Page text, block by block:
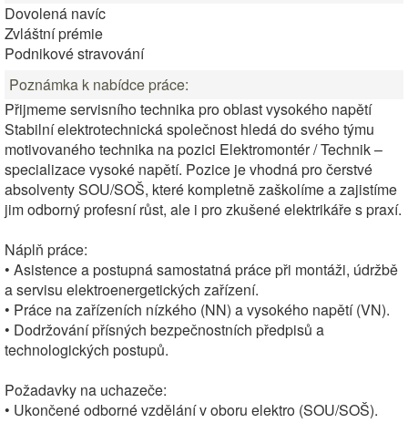
Dovolená navíc
Zvláštní prémie
Podnikové stravování
Poznámka k nabídce práce:
Přijmeme servisního technika pro oblast vysokého napětí
Stabilní elektrotechnická společnost hledá do svého týmu
motivovaného technika na pozici Elektromontér / Technik –
specializace vysoké napětí. Pozice je vhodná pro čerstvé
absolventy SOU/SOŠ, které kompletně zaškolíme a zajistíme
jim odborný profesní růst, ale i pro zkušené elektrikáře s praxí.
Náplň práce:
• Asistence a postupná samostatná práce při montáži, údržbě
a servisu elektroenergetických zařízení.
• Práce na zařízeních nízkého (NN) a vysokého napětí (VN).
• Dodržování přísných bezpečnostních předpisů a
technologických postupů.
Požadavky na uchazeče:
• Ukončené odborné vzdělání v oboru elektro (SOU/SOŠ).